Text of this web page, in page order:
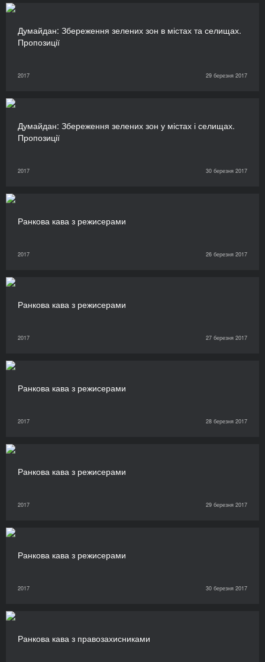
Думайдан: Збереження зелених зон в містах та селищах.
Пропозиції
2017 29 березня 2017
Думайдан: Збереження зелених зон у містах і селищах.
Пропозиції
2017 30 березня 2017
Ранкова кава з режисерами
2017 26 березня 2017
Ранкова кава з режисерами
2017 27 березня 2017
Ранкова кава з режисерами
2017 28 березня 2017
Ранкова кава з режисерами
2017 29 березня 2017
Ранкова кава з режисерами
2017 30 березня 2017
Ранкова кава з правозахисниками